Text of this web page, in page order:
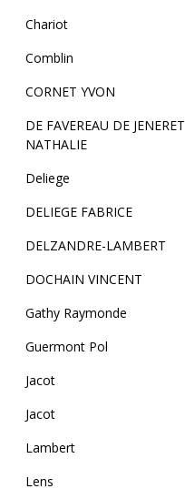
Chariot
Comblin
CORNET YVON
DE FAVEREAU DE JENERET
NATHALIE
Deliege
DELIEGE FABRICE
DELZANDRE-LAMBERT
DOCHAIN VINCENT
Gathy Raymonde
Guermont Pol
Jacot
Jacot
Lambert
Lens